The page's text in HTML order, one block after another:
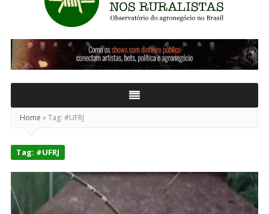
De
Olho
nos
Home »Tag: #UFRJ
Tag: #UFRJ